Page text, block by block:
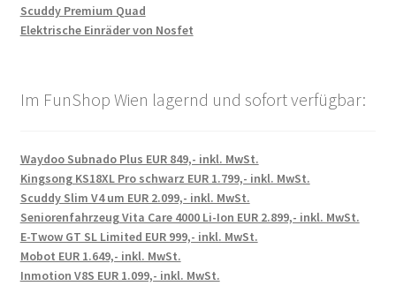
Scuddy Premium Quad
Elektrische Einräder von Nosfet
Im FunShop Wien lagernd und sofort verfügbar:
Waydoo Subnado Plus EUR 849,- inkl. MwSt.
Kingsong KS18XL Pro schwarz EUR 1.799,- inkl. MwSt.
Scuddy Slim V4 um EUR 2.099,- inkl. MwSt.
Seniorenfahrzeug Vita Care 4000 Li-Ion EUR 2.899,- inkl. MwSt.
E-Twow GT SL Limited EUR 999,- inkl. MwSt.
Mobot EUR 1.649,- inkl. MwSt.
Inmotion V8S EUR 1.099,- inkl. MwSt.